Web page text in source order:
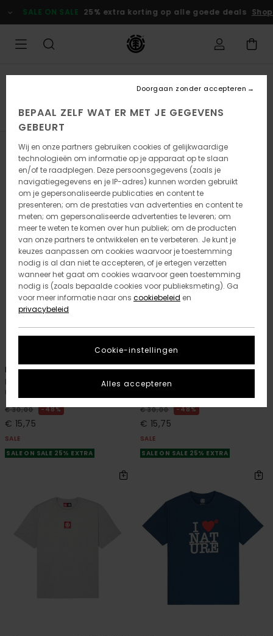
naar
producten
selectie
SALE ON SALE 25% extra korting op alle goede deals Shop nu
Filteren en Sorteren 116Resultaten
Overslaan
naar
zoekfiltercriteria
naar
sorteren
ORGANIC COTTON
Icon Label Pocket
Heren Grijs T-shirt met korte
mouwen
€ 30,00 48%
€ 15,75
SALE
SALE ON SALE 25% EXTRA
12
Icon Label Pocket
Heren Blauw T-shirt met korte
mouwen
€ 30,00 48%
€ 15,75
SALE
SALE ON SALE 25% EXTRA
BEPAAL ZELF WAT ER MET JE GEGEVENS
GEBEURT
Wij en onze partners gebruiken cookies of gelijkwaardige
technologieën om informatie op je apparaat op te slaan
en/of te raadplegen. Deze persoonsgegevens (zoals je
navigatiegegevens en je IP-adres) kunnen worden gebruikt
om je gepersonaliseerde publicaties en content te
presenteren; om de prestaties van advertenties en content te
meten; om gepersonaliseerde advertenties te leveren; om
meer te weten te komen over hun publiek; om de producten
van onze partners te ontwikkelen en te verbeteren. Je kunt je
keuzes aanpassen om cookies waarvoor je toestemming
nodig is al dan niet te accepteren, of je ertegen verzetten
wanneer het gaat om cookies waarvoor geen toestemming
nodig is (zoals bepaalde cookies voor publieksmeting). Ga
voor meer informatie naar ons cookiebeleid en
privacybeleid
Cookie-instellingen
Doorgaan zonder accepteren
Alles accepteren